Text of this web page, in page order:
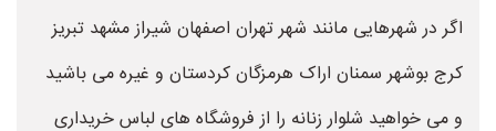
اگر در شهرهایی مانند شهر تهران اصفهان شیراز مشهد تبریز
کرج بوشهر سمنان اراک هرمزگان کردستان و غیره می باشید
و می خواهید شلوار زنانه را از فروشگاه های لباس خریداری